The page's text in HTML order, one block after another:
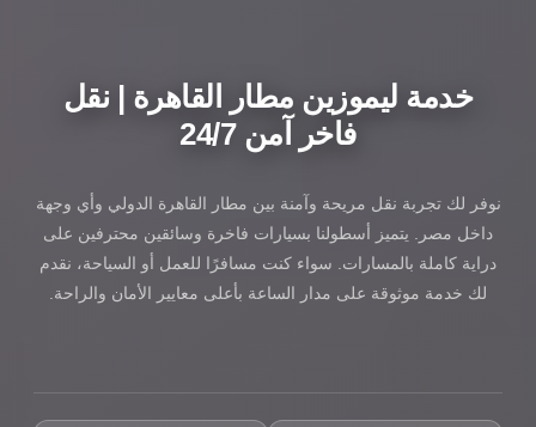
خدمة ليموزين مطار القاهرة | نقل
فاخر آمن 24/7
نوفر لك تجربة نقل مريحة وآمنة بين مطار القاهرة الدولي وأي وجهة
داخل مصر. يتميز أسطولنا بسيارات فاخرة وسائقين محترفين على
دراية كاملة بالمسارات. سواء كنت مسافرًا للعمل أو السياحة، نقدم
لك خدمة موثوقة على مدار الساعة بأعلى معايير الأمان والراحة.